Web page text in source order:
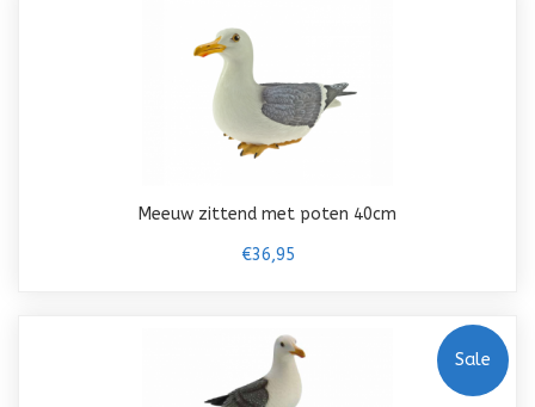
Meeuw zittend met poten 40cm
€36,95
Sale